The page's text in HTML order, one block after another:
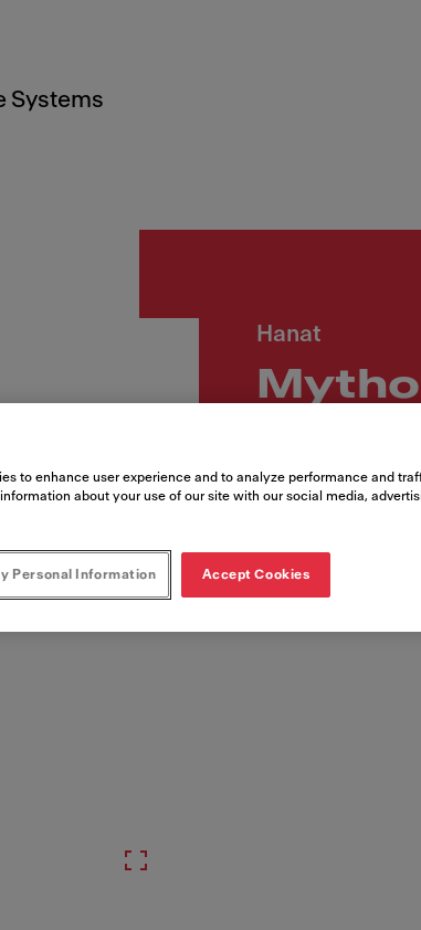
Systems
Hanat
J
Tuotenumero
to enhance user experience and to analyze performance and
about your use of our site with our social media,
Personal Information Accept Cookies